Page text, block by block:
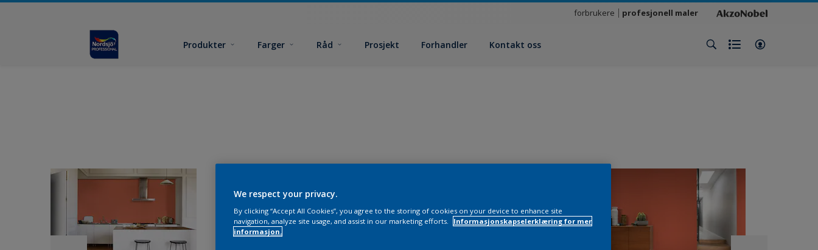
forbrukere profesjonell maler
Produkter Farger Råd Prosjekt Forhandler Kontakt oss
We respect your privacy.
By clicking “Accept All Cookies”, you agree to the storing of cookies on your device to enhance site
navigation, analyze site usage, and assist in our marketing efforts.
Informasjonskapselerklæring for mer
informasjon.